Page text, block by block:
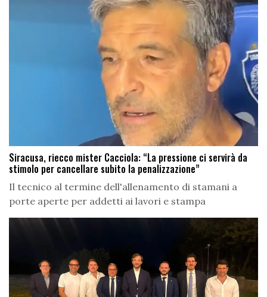
Siracusa, riecco mister Cacciola: “La pressione ci servirà da
stimolo per cancellare subito la penalizzazione”
Il tecnico al termine dell'allenamento di stamani a
porte aperte per addetti ai lavori e stampa